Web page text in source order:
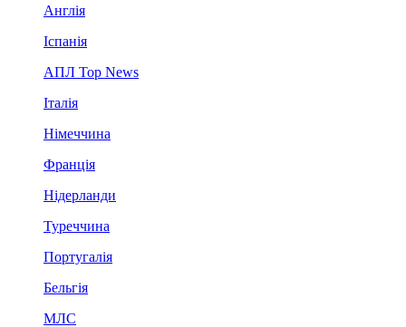
Англія
Іспанія
АПЛ Top News
Італія
Німеччина
Франція
Нідерланди
Туреччина
Португалія
Бельгія
МЛС